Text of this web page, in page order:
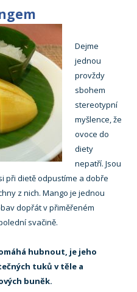
Dejme
jednou
provždy
sbohem
stereotypní
myšlence, že
ovoce do
diety
nepatří. Jsou
při dietě odpustíme a dobře
z nich. Mango je jednou
dopřát v přiměřeném
svačině.
hubnout, je jeho
tuků v těle a
buněk.